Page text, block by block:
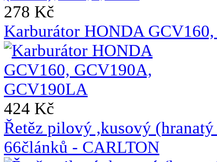
278 Kč
Karburátor HONDA
424 Kč
Řetěz pilový ,kusový
66článků - CARLTON